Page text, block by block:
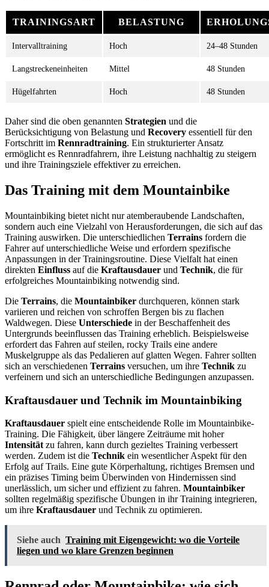
TRAININGSART BELASTUNG
Intervalltraining Hoch 24–48 Stunden
Langstreckeneinheiten Mittel 48 Stunden
Hügelfahrten Hoch 48 Stunden
Daher sind die oben genannten Strategien und die
Berücksichtigung von Belastung und Recovery essentiell für den
Fortschritt im Rennradtraining. Ein strukturierter Ansatz
ermöglicht es Rennradfahrern, ihre Leistung nachhaltig zu steigern
und ihre Trainingsziele effektiver zu erreichen.
Das Training mit dem Mountainbike
Mountainbiking bietet nicht nur atemberaubende Landschaften,
sondern auch eine Vielzahl von Herausforderungen, die sich auf das
Training auswirken. Die unterschiedlichen Terrains fordern die
Fahrer auf unterschiedliche Weise und erfordern spezifische
Anpassungen in der Trainingsroutine. Diese Vielfalt hat einen
direkten Einfluss auf die Kraftausdauer und Technik, die für
erfolgreiches Mountainbiking notwendig sind.
Die Terrains, die Mountainbiker durchqueren, können stark
variieren und reichen von schroffen Bergen bis zu flachen
Waldwegen. Diese Unterschiede in der Beschaffenheit des
Untergrunds beeinflussen das Training erheblich. Beispielsweise
erfordert das Fahren auf steilen, rocky Trails eine andere
Muskelgruppe als das Pedalieren auf glatten Wegen. Fahrer sollten
sich an verschiedenen Terrains versuchen, um ihre Technik zu
verfeinern und sich an unterschiedliche Bedingungen anzupassen.
Kraftausdauer und Technik im Mountainbiking
Kraftausdauer spielt eine entscheidende Rolle im Mountainbike-
Training. Die Fähigkeit, über längere Zeiträume mit hoher
Intensität zu fahren, kann durch gezieltes Training verbessert
werden. Zudem ist die Technik ein wesentlicher Aspekt für den
Erfolg auf Trails. Eine gute Körperhaltung, richtiges Bremsen und
ein präzises Timing beim Überwinden von Hindernissen sind
unerlässlich, um sicher und effizient zu fahren. Mountainbiker
sollten regelmäßig spezifische Übungen in ihr Training integrieren,
um ihre Kraftausdauer und Technik zu optimieren.
Siehe auch Training mit Eigengewicht: wo die Vorteile
liegen und wo klare Grenzen beginnen